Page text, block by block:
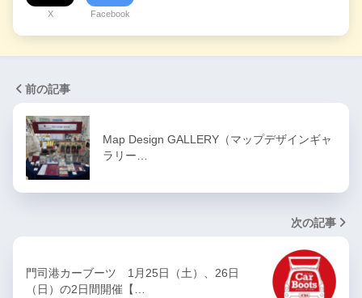
X Facebook
前の記事
Map Design GALLERY（マップデザインギャ
ラリー…
次の記事
門司港カーブーツ 1月25日（土）、26日
（日）の2日間開催【…